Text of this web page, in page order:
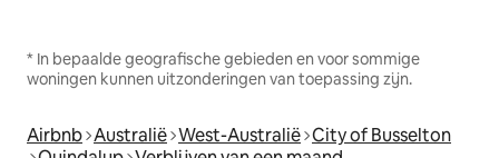
* In bepaalde geografische gebieden en voor sommige
woningen kunnen uitzonderingen van toepassing zijn.
Airbnb Australië West-Australië City of Busselton